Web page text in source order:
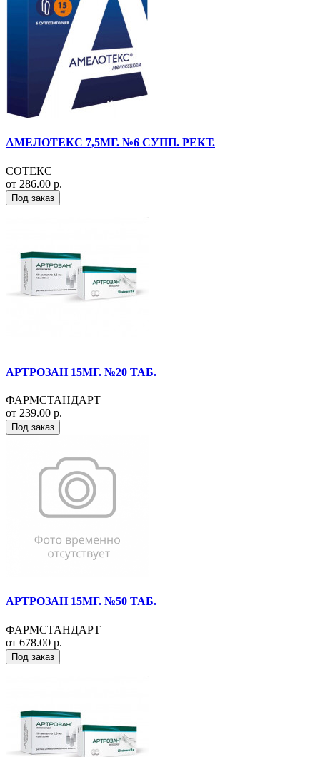
АМЕЛОТЕКС 7,5МГ. №6 СУПП. РЕКТ.
СОТЕКС
от 286.00 р.
Под заказ
АРТРОЗАН 15МГ. №20 ТАБ.
ФАРМСТАНДАРТ
от 239.00 р.
Под заказ
АРТРОЗАН 15МГ. №50 ТАБ.
ФАРМСТАНДАРТ
от 678.00 р.
Под заказ